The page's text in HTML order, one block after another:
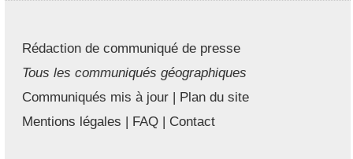
Rédaction de communiqué de presse
Tous les communiqués géographiques
Communiqués mis à jour | Plan du site
Mentions légales | FAQ | Contact